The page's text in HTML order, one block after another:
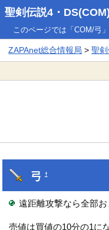
聖剣伝説4・
このページでは「COM/弓
ZAPAnet総合情報局 >聖
弓†
遠距離攻撃なら全部お
売値は買値の10分の1に